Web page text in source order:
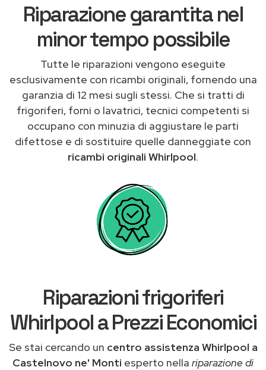
Riparazione garantita nel
minor tempo possibile
Tutte le riparazioni vengono eseguite
esclusivamente con ricambi originali, fornendo una
garanzia di 12 mesi sugli stessi. Che si tratti di
frigoriferi, forni o lavatrici, tecnici competenti si
occupano con minuzia di aggiustare le parti
difettose e di sostituire quelle danneggiate con
ricambi originali Whirlpool.
Riparazioni frigoriferi
Whirlpool a Prezzi Economici
Se stai cercando un centro assistenza Whirlpool a
Castelnovo ne' Monti esperto nella riparazione di